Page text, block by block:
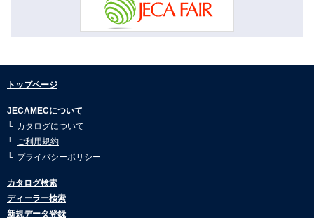
トンネル内架線金物 (5)
コネクター (8)
ハンガー・ラッシングロット (15)
市況動向1月号を公開しました。
2026.01.08
2026.01.08
市況動向10月号を公開しました。
2026.01.08
2026.01.08
市況動向8月号を公開しました。
トップページ
JECAMECについて
カタログについて
ご利用規約
プライバシーポリシー
カタログ検索
ディーラー検索
新規データ登録